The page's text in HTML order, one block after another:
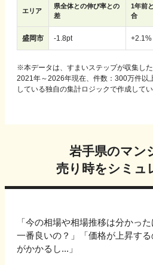
エリア
県全体との伸び率との
差
1年前
合
盛岡市 -1.8pt +2.1%
※本データは、すまいステップが収集し
2021年～2026年現在、件数：300万件以
している独自の集計ロジックで作成してい
岩手県のマン
売り時をシミュ
「今の相場や相場推移は分かっ
一番良いの？」「価格が上昇す
がかかるし...」